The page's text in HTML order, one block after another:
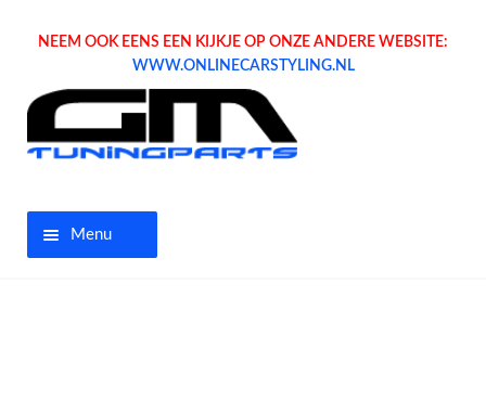
NEEM OOK EENS EEN KIJKJE OP ONZE ANDERE WEBSITE:
WWW.ONLINECARSTYLING.NL
Menu